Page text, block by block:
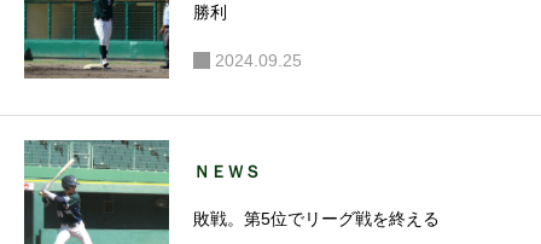
勝利
2024.09.25
ＮＥＷＳ
敗戦。第5位でリーグ戦を終える